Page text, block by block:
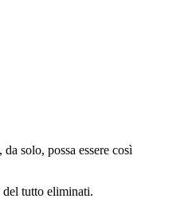
solo, possa essere così
tutto eliminati.